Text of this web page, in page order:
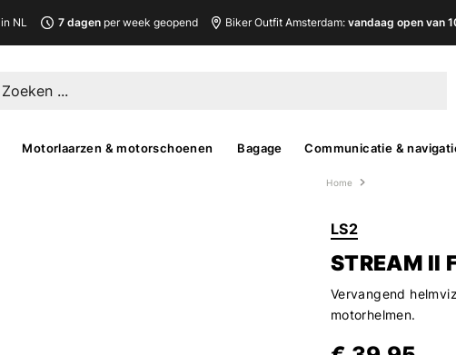
in NL 7 dagen per week geopend Biker Outfit Amsterdam:vandaag open van
Motorlaarzen & motorschoenen Bagage Communicatie &
Home
LS2
STREAM II
Vervangend
motorhelmen.